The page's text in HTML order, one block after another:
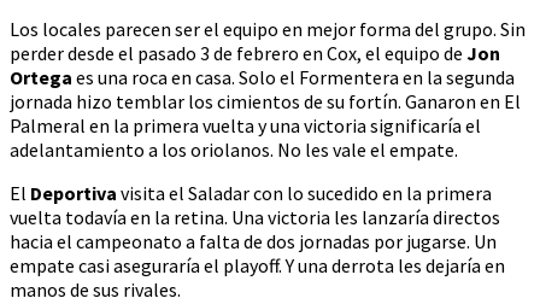
Los locales parecen ser el equipo en mejor forma del grupo. Sin
perder desde el pasado 3 de febrero en Cox, el equipo de Jon
Ortega es una roca en casa. Solo el Formentera en la segunda
jornada hizo temblar los cimientos de su fortín. Ganaron en El
Palmeral en la primera vuelta y una victoria significaría el
adelantamiento a los oriolanos. No les vale el empate.
El Deportiva visita el Saladar con lo sucedido en la primera
vuelta todavía en la retina. Una victoria les lanzaría directos
hacia el campeonato a falta de dos jornadas por jugarse. Un
empate casi aseguraría el playoff. Y una derrota les dejaría en
manos de sus rivales.